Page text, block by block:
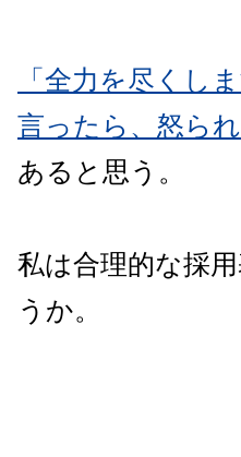
「全力を尽くし
言ったら、怒られ
あると思う。
私は合理的な採
うか。